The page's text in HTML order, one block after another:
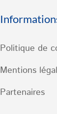
Politique de
Mentions
Partenaires